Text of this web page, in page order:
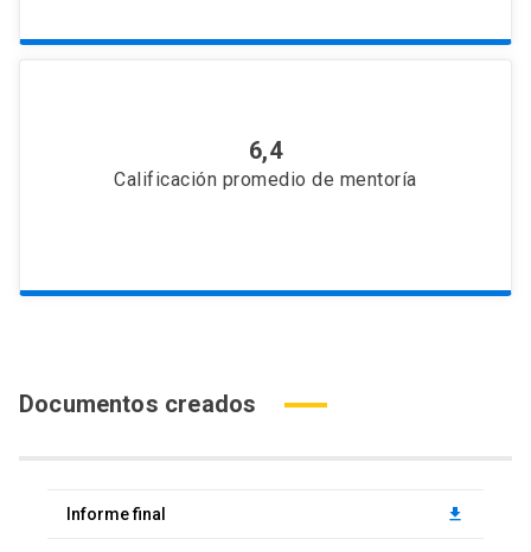
6,4
Calificación promedio de mentoría
Documentos creados
Informe final download